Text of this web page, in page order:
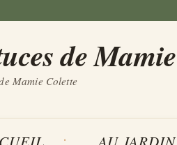
de Mamie
Mamie Colette
AU JARDIN